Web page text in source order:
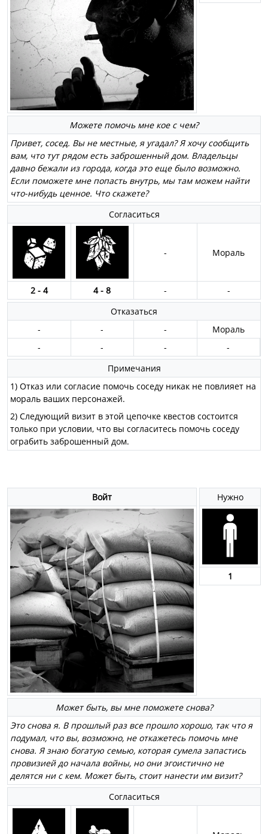
Можете помочь мне кое с чем?
Привет, сосед. Вы не местные, я угадал? Я хочу сообщить
вам, что тут рядом есть заброшенный дом. Владельцы
давно бежали из города, когда это еще было возможно.
Если поможете мне попасть внутрь, мы там можем найти
что-нибудь ценное. Что скажете?
Согласиться
- Мораль
2 - 4 4 - 8 -
-
Отказаться
-
- -
Мораль
-
- -
-
Примечания
1) Отказ или согласие помочь соседу никак не повлияет на
мораль ваших персонажей.
2) Следующий визит в этой цепочке квестов состоится
только при условии, что вы согласитесь помочь соседу
ограбить заброшенный дом.
Войт
Может быть, вы мне поможете снова?
Это снова я. В прошлый раз все прошло хорошо, так что я
подумал, что вы, возможно, не откажетесь помочь мне
снова. Я знаю богатую семью, которая сумела запастись
провизией до начала войны, но они эгоистично не
делятся ни с кем. Может быть, стоит нанести им визит?
Нужно
1
Согласиться